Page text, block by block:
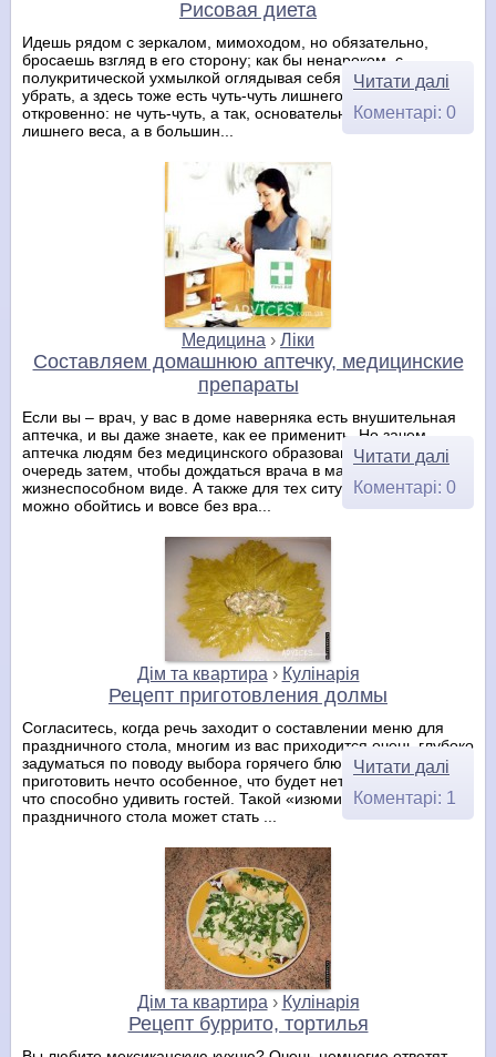
Рисовая диета
Идешь рядом с зеркалом, мимоходом, но обязательно,
бросаешь взгляд в его сторону; как бы ненароком, с
полукритической ухмылкой оглядывая себя. Вот здесь бы
убрать, а здесь тоже есть чуть-чуть лишнего. Да ладно, давай
откровенно: не чуть-чуть, а так, основательно. Проблема
лишнего веса, а в большин...
Читати далі
Коментарі: 0
Медицина › Ліки
Составляем домашнюю аптечку, медицинские
препараты
Если вы – врач, у вас в доме наверняка есть внушительная
аптечка, и вы даже знаете, как ее применить. Но зачем
аптечка людям без медицинского образования? В первую
очередь затем, чтобы дождаться врача в максимально
жизнеспособном виде. А также для тех ситуаций, когда
можно обойтись и вовсе без вра...
Читати далі
Коментарі: 0
Дім та квартира › Кулінарія
Рецепт приготовления долмы
Согласитесь, когда речь заходит о составлении меню для
праздничного стола, многим из вас приходится очень глубоко
задуматься по поводу выбора горячего блюда. Хочется
приготовить нечто особенное, что будет нетривиальным, и
что способно удивить гостей. Такой «изюминкой»
праздничного стола может стать ...
Читати далі
Коментарі: 1
Дім та квартира › Кулінарія
Рецепт буррито, тортилья